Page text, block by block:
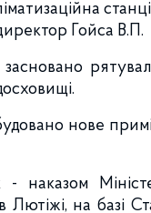
Гойса В.П.
нове
Лютіжі, на базі